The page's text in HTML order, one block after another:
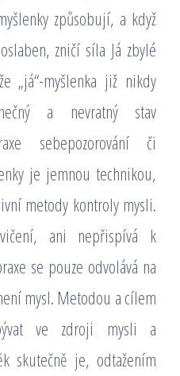
způsobují, a když
zničí síla Já zbylé
„já“-myšlenka již nikdy
a nevratný stav
sebepozorování či
je jemnou technikou,
metody kontroly mysli.
ani nepřispívá k
se pouze odvolává na
mysl. Metodou a cílem
ve zdroji mysli a
skutečně je, odtažením